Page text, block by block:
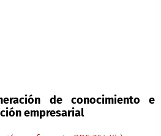
de conocimiento e
empresarial